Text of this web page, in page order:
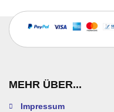
MEHR ÜBER...
Impressum